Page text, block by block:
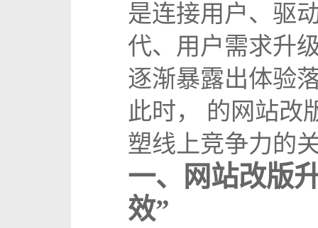
是连接用户、驱
代、用户需求升
逐渐暴露出体验
此时， 的网站改
塑线上竞争力的
一、网站改版
效”